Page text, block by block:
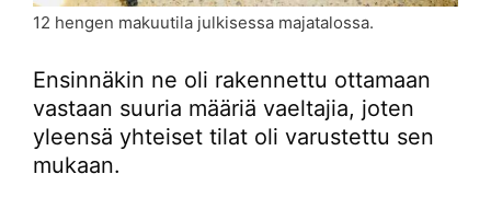
12 hengen makuutila julkisessa majatalossa.
Ensinnäkin ne oli rakennettu ottamaan
vastaan suuria määriä vaeltajia, joten
yleensä yhteiset tilat oli varustettu sen
mukaan.